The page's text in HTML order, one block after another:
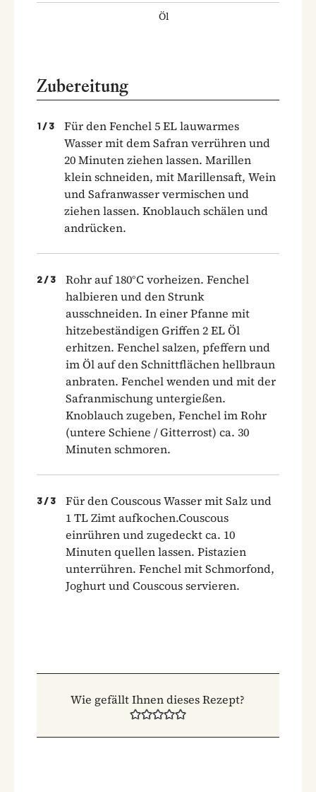
Öl
Zubereitung
1 / 3
Für den Fenchel 5 EL lauwarmes
Wasser mit dem Safran verrühren und
20 Minuten ziehen lassen. Marillen
klein schneiden, mit Marillensaft, Wein
und Safranwasser vermischen und
ziehen lassen. Knoblauch schälen und
andrücken.
2/ 3
Rohr auf 180°C vorheizen. Fenchel
halbieren und den Strunk
ausschneiden. In einer Pfanne mit
hitzebeständigen Griffen 2 EL Öl
erhitzen. Fenchel salzen, pfeffern und
im Öl auf den Schnittflächen hellbraun
anbraten. Fenchel wenden und mit der
Safranmischung untergießen.
Knoblauch zugeben, Fenchel im Rohr
(untere Schiene / Gitterrost) ca. 30
Minuten schmoren.
3/ 3
Für den Couscous Wasser mit Salz und
1 TL Zimt aufkochen.Couscous
einrühren und zugedeckt ca. 10
Minuten quellen lassen. Pistazien
unterrühren. Fenchel mit Schmorfond,
Joghurt und Couscous servieren.
Wie gefällt Ihnen dieses Rezept?